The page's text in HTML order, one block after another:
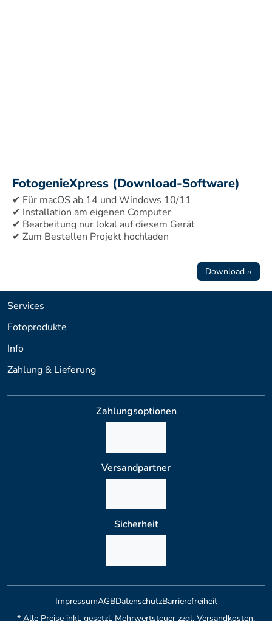
FotogenieXpress (Download-Software)
✔ Für macOS ab 14 und Windows 10/11
✔ Installation am eigenen Computer
✔ Bearbeitung nur lokal auf diesem Gerät
✔ Zum Bestellen Projekt hochladen
Download ››
Services
Fotoprodukte
Info
Zahlung & Lieferung
Zahlungsoptionen
Versandpartner
Sicherheit
ImpressumAGBDatenschutzBarrierefreiheit
* Alle Preise inkl. gesetzl. Mehrwertsteuer zzgl. Versandkosten,